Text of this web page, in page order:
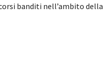
banditi nell’ambito della